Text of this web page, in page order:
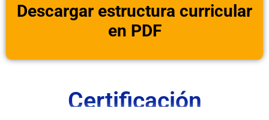
Descargar estructura curricular
en PDF
Certificación